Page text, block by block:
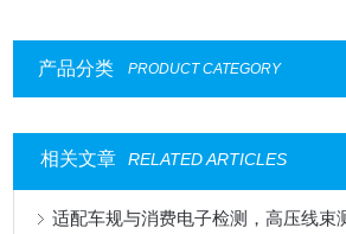
产品分类 PRODUCT CATEGORY
相关文章 RELATED ARTICLES